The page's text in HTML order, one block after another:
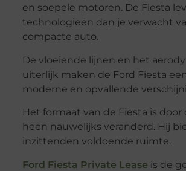
en soepele motoren. De Fiesta
technologieën dan je verwacht
compacte auto.
De vloeiende lijnen en het
uiterlijk maken de Ford Fiesta
moderne en opvallende
Het formaat van de Fiesta is door
heen nauwelijks veranderd. Hij
inzittenden voldoende ruimte.
Ford Fiesta Private Lease is de